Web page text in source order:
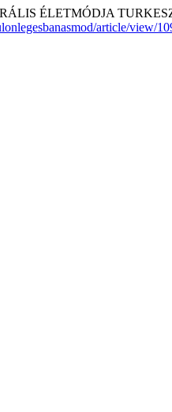
ÉLETMÓDJA
article/view/